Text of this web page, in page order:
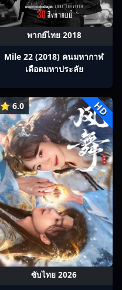
พากย์ไทย 2018
Mile 22 (2018) คนมหากาฬ
เดือดมหาประลัย
⭐ 6.0 HD
ซับไทย 2026